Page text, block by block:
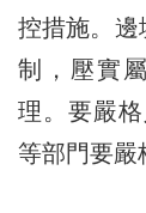
控措施。邊
制，壓實
理。要嚴
等部門要嚴